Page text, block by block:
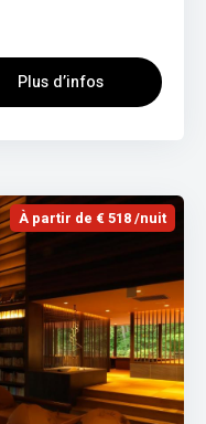
Plus d’infos
À partir de € 518 /nuit